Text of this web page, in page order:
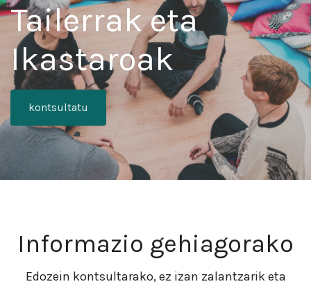
Tailerrak eta
Ikastaroak
kontsultatu
Informazio gehiagorako
Edozein kontsultarako, ez izan zalantzarik eta